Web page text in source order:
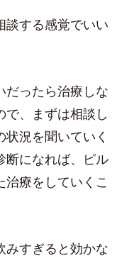
談する感覚でいい
だったら治療しな
で、まずは相談し
況を聞いていく
断になれば、ピル
療をしていくこ
みすぎると効かな